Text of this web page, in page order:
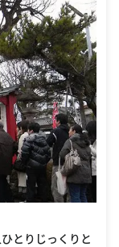
とりじっくりと